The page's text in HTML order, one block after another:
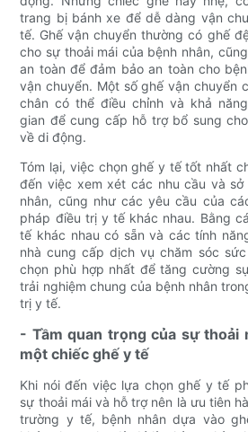
trang bị bánh xe để dễ dàng vận
tế. Ghế vận chuyển thường có ghế
cho sự thoải mái của bệnh nhân,
an toàn để đảm bảo an toàn cho
vận chuyển. Một số ghế vận chuyển
chân có thể điều chỉnh và khả
gian để cung cấp hỗ trợ bổ sung
về di động.
Tóm lại, việc chọn ghế y tế tốt nhất
đến việc xem xét các nhu cầu và
nhân, cũng như các yêu cầu của
pháp điều trị y tế khác nhau. Bằng
tế khác nhau có sẵn và các tính
nhà cung cấp dịch vụ chăm sóc
chọn phù hợp nhất để tăng cường
trải nghiệm chung của bệnh nhân
trị y tế.
- Tầm quan trọng của sự thoải
một chiếc ghế y tế
Khi nói đến việc lựa chọn ghế y tế
sự thoải mái và hỗ trợ nên là ưu tiên
trường y tế, bệnh nhân dựa vào